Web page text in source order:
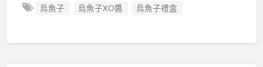
烏魚子 烏魚子XO醬 烏魚子禮盒